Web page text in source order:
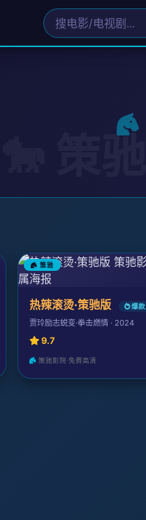
策驰
热辣滚烫·策驰版 爆款
贾玲励志蜕变·拳击燃情 · 2024
9.7
策驰影院·免费高清